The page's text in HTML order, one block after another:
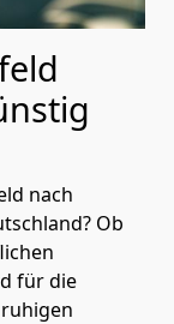
nach
Ob
für die